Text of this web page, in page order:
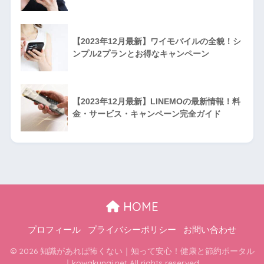
【2023年12月最新】ワイモバイルの全貌！シ
ンプル2プランとお得なキャンペーン
【2023年12月最新】LINEMOの最新情報！料
金・サービス・キャンペーン完全ガイド
HOME
プロフィール プライバシーポリシー お問い合わせ
© 2026 知識があれば怖くない｜知って安心！健康と節約ポータル